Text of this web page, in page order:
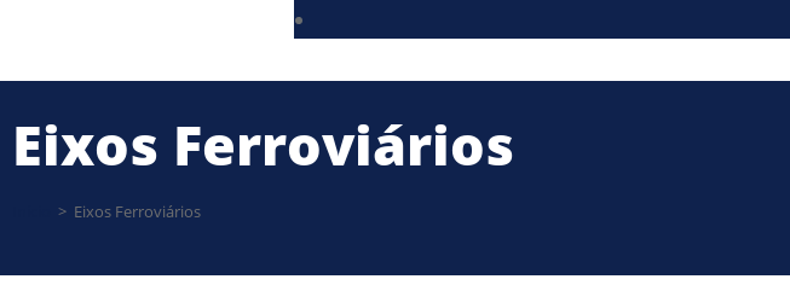
Eixos Ferroviários
> Eixos Ferroviários